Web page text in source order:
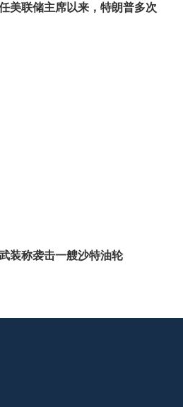
美联储主席以来，特朗普多次
装称袭击一艘沙特油轮